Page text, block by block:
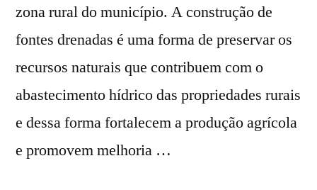
zona rural do município. A construção de
fontes drenadas é uma forma de preservar os
recursos naturais que contribuem com o
abastecimento hídrico das propriedades rurais
e dessa forma fortalecem a produção agrícola
e promovem melhoria …